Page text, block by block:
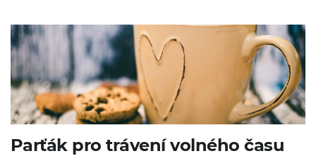
Parťák pro trávení volného času